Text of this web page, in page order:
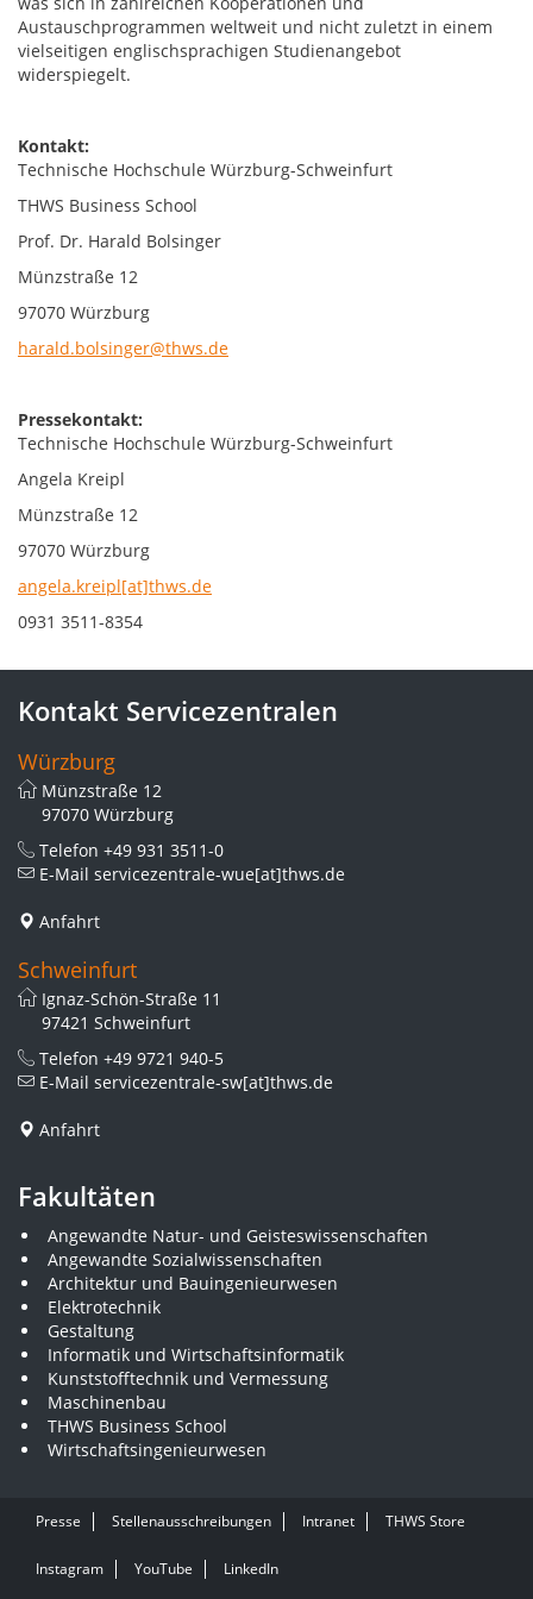
Austauschprogrammen weltweit und nicht zuletzt in einem
vielseitigen englischsprachigen Studienangebot
widerspiegelt.
Kontakt:
Technische Hochschule Würzburg-Schweinfurt
THWS Business School
Prof. Dr. Harald Bolsinger
Münzstraße 12
97070 Würzburg
harald.bolsinger@thws.de
Pressekontakt:
Technische Hochschule Würzburg-Schweinfurt
Angela Kreipl
Münzstraße 12
97070 Würzburg
angela.kreipl[at]thws.de
0931 3511-8354
Kontakt Servicezentralen
Würzburg
Münzstraße 12
97070 Würzburg
Telefon +49 931 3511-0
E-Mail servicezentrale-wue[at]thws.de
Anfahrt
Schweinfurt
Ignaz-Schön-Straße 11
97421 Schweinfurt
Telefon +49 9721 940-5
E-Mail servicezentrale-sw[at]thws.de
Anfahrt
Fakultäten
Angewandte Natur- und Geisteswissenschaften
Angewandte Sozialwissenschaften
Architektur und Bauingenieurwesen
Elektrotechnik
Gestaltung
Informatik und Wirtschaftsinformatik
Kunststofftechnik und Vermessung
Maschinenbau
THWS Business School
Wirtschaftsingenieurwesen
Presse Stellenausschreibungen Intranet THWS Store
Instagram YouTube LinkedIn